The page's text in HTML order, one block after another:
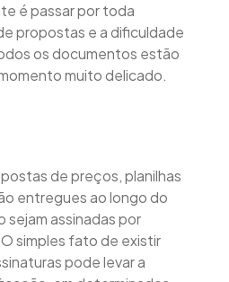
é passar por toda
propostas e a dificuldade
os documentos estão
muito delicado.
de preços, planilhas
entregues ao longo do
assinadas por
simples fato de existir
pode levar a